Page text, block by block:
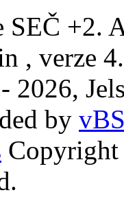
SEČ +2.
, verze
2026,
by